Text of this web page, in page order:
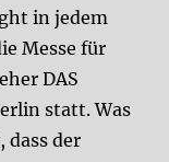
in jedem
Messe für
DAS
statt. Was
dass der